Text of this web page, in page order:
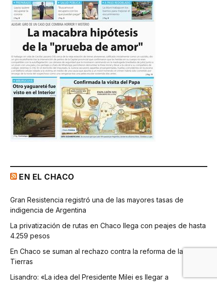
EN EL CHACO
Gran Resistencia registró una de las mayores tasas de
indigencia de Argentina
La privatización de rutas en Chaco llega con peajes de hasta
4.259 pesos
En Chaco se suman al rechazo contra la reforma de la Ley de
Tierras
Lisandro: «La idea del Presidente Milei es llegar a